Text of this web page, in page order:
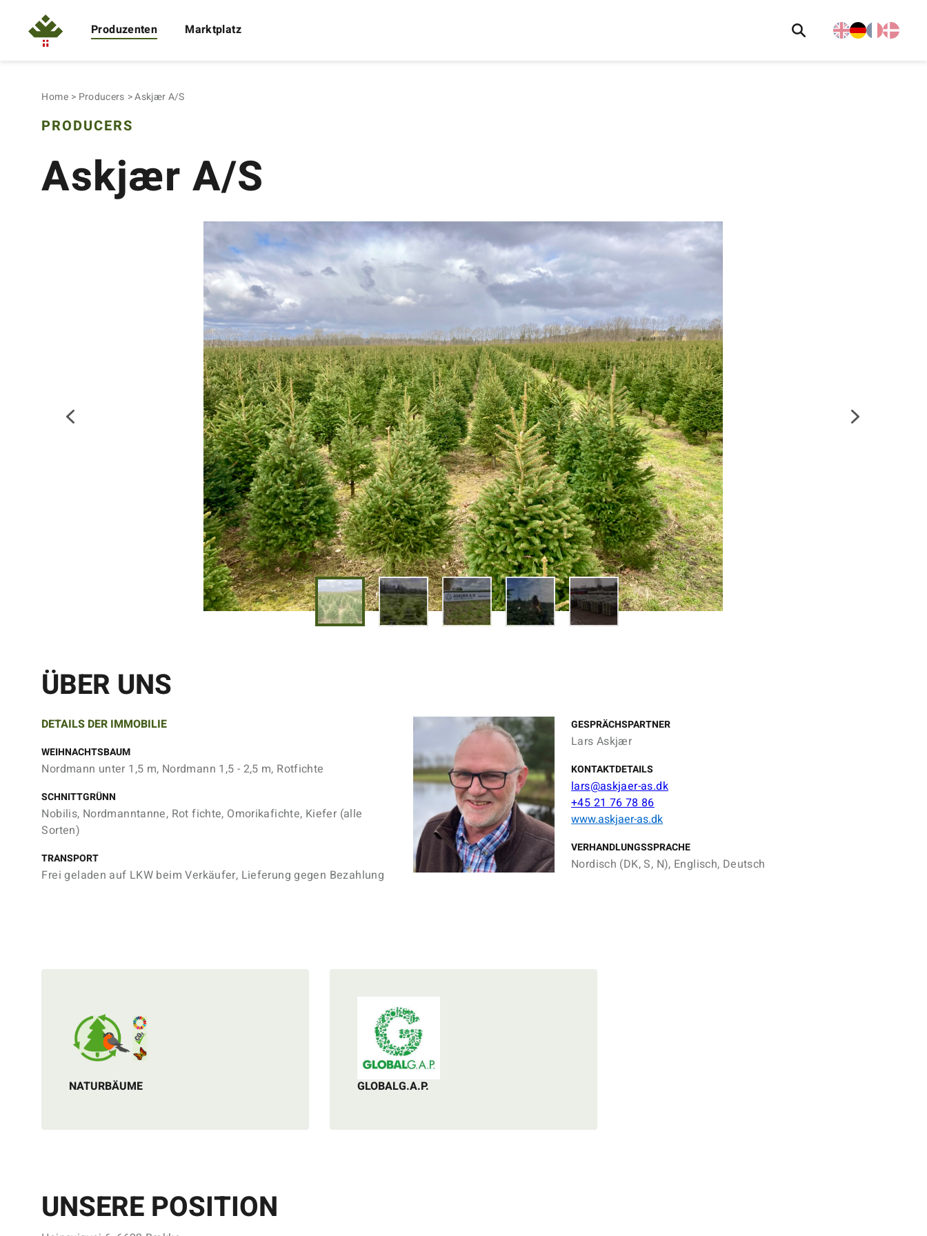
Produzenten Marktplatz
Home Producers Askjær A/S
PRODUCERS
Askjær A/S
ÜBER UNS
DETAILS DER IMMOBILIE
WEIHNACHTSBAUM
Nordmann unter 1,5 m, Nordmann 1,5 - 2,5 m, Rotfichte
SCHNITTGRÜNN
Nobilis, Nordmanntanne, Rot fichte, Omorikafichte, Kiefer (alle
Sorten)
TRANSPORT
Frei geladen auf LKW beim Verkäufer, Lieferung gegen Bezahlung
GESPRÄCHSPARTNER
Lars Askjær
KONTAKTDETAILS
lars@askjaer-as.dk
+45 21 76 78 86
www.askjaer-as.dk
VERHANDLUNGSSPRACHE
Nordisch (DK, S, N), Englisch, Deutsch
NATURBÄUME GLOBALG.A.P.
UNSERE POSITION